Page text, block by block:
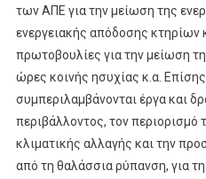
των ΑΠΕ για την μείωση της
ενεργειακής απόδοσης κτηρίων
πρωτοβουλίες για την μείωση
ώρες κοινής ησυχίας κ.α.
συμπεριλαμβάνονται έργα και
περιβάλλοντος, τον
κλιματικής αλλαγής και την
από τη θαλάσσια ρύπανση, για